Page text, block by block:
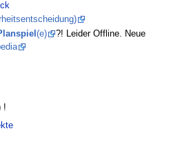
(e)
?! Leider Offline. Neue
!